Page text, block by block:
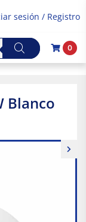
sesión / Registro
0
Blanco